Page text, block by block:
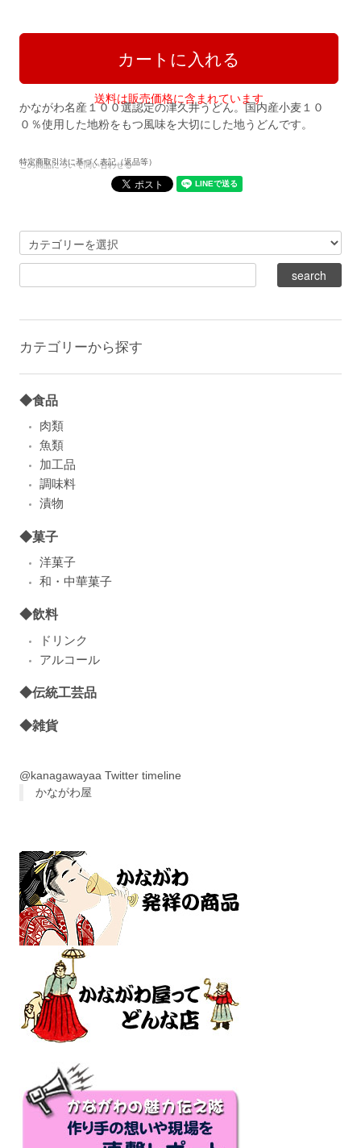
送料は販売価格に含まれています
かながわ名産１００選認定の津久井うどん。国内産小麦１０
０％使用した地粉をもつ風味を大切にした地うどんです。
特定商取引法に基づく表記（返品等）
この商品について問い合わせる
カテゴリーから探す
◆食品
肉類
魚類
加工品
調味料
漬物
◆菓子
洋菓子
和・中華菓子
◆飲料
ドリンク
アルコール
◆伝統工芸品
◆雑貨
@kanagawayaa Twitter timeline
かながわ屋